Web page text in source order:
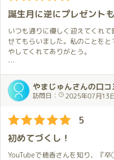
話しするのは特別。
多くの方が参加される配信では聞
こともお伺いする際の楽しみの
穂香さんの誕生月の初日にお会い
思います。
昨年お伺いしたときのことを覚
かった…
普段は月に一度ですが今月は特別
る予定です。
今日の衣装は１年ぶりの浴衣👘
うちわを手に出迎えてくれたほの
淡い色の浴衣もすごく似合って
否が応でもテンションは上がり
部屋に入ると、再会を喜びあって
前にも書きましたが、僕にとっ
この日もすべての疲れ、悩み、ス
で行くのを実感します。
これから何が起こるかな？
期待とかいろいろふくらんで来ま
そして、ここから先は２人の世界💕
ほのかちゃんのおもてなしは、１
も違って、いつもいいんだけど
誕生月に逆にプレゼント
いつも通りに優しく迎えてくれ
せてもらいました。私のことを
やしてくれてありがとう。
P.S.鏡の天井に映る自分の姿を
やまじゅんさんの口コ
訪問日： 2025年07月13
5
初めてづくし！
YouTubeで穂香さんを知り、『